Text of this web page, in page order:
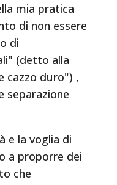
mia pratica
di non essere
di
(detto alla
cazzo duro") ,
separazione
e la voglia di
a proporre dei
che